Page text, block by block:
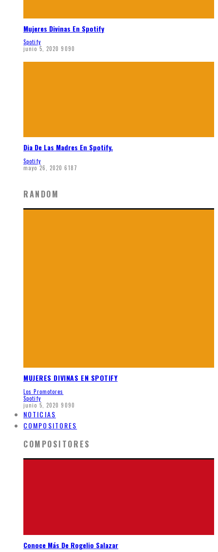
Mujeres Divinas En Spotify
Spotify
junio 5, 2020 9090
Dia De Las Madres En Spotify.
Spotify
mayo 26, 2020 6187
RANDOM
MUJERES DIVINAS EN SPOTIFY
Los Promotores
Spotify
junio 5, 2020 9090
NOTICIAS
COMPOSITORES
COMPOSITORES
Conoce Más De Rogelio Salazar